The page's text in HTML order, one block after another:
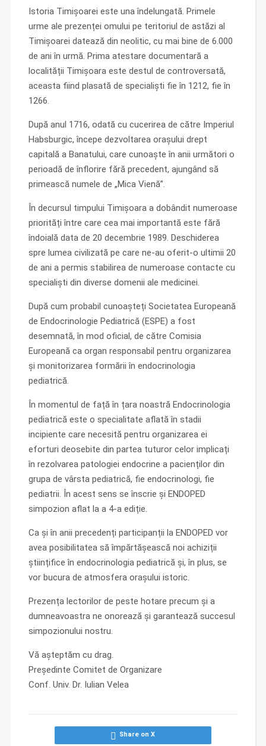
Istoria Timișoarei este una îndelungată. Primele
urme ale prezenței omului pe teritoriul de astăzi al
Timișoarei datează din neolitic, cu mai bine de 6.000
de ani în urmă. Prima atestare documentară a
localității Timișoara este destul de controversată,
aceasta fiind plasată de specialiști fie în 1212, fie în
1266.
După anul 1716, odată cu cucerirea de către Imperiul
Habsburgic, începe dezvoltarea orașului drept
capitală a Banatului, care cunoaște în anii următori o
perioadă de înflorire fără precedent, ajungând să
primească numele de „Mica Vienă”.
În decursul timpului Timișoara a dobândit numeroase
priorități între care cea mai importantă este fără
îndoială data de 20 decembrie 1989. Deschiderea
spre lumea civilizată pe care ne-au oferit-o ultimii 20
de ani a permis stabilirea de numeroase contacte cu
specialiști din diverse domenii ale medicinei.
După cum probabil cunoașteți Societatea Europeană
de Endocrinologie Pediatrică (ESPE) a fost
desemnată, în mod oficial, de către Comisia
Europeană ca organ responsabil pentru organizarea
și monitorizarea formării în endocrinologia
pediatrică.
În momentul de față în țara noastră Endocrinologia
pediatrică este o specialitate aflată în stadii
incipiente care necesită pentru organizarea ei
eforturi deosebite din partea tuturor celor implicați
în rezolvarea patologiei endocrine a pacienților din
grupa de vârsta pediatrică, fie endocrinologi, fie
pediatrii. În acest sens se înscrie și ENDOPED
simpozion aflat la a 4-a ediție.
Ca și în anii precedenți participanții la ENDOPED vor
avea posibilitatea să împărtășească noi achiziții
științifice în endocrinologia pediatrică și, în plus, se
vor bucura de atmosfera orașului istoric.
Prezența lectorilor de peste hotare precum și a
dumneavoastra ne onorează și garantează succesul
simpozionului nostru.
Vă așteptăm cu drag.
Președinte Comitet de Organizare
Conf. Univ. Dr. Iulian Velea
Share on X